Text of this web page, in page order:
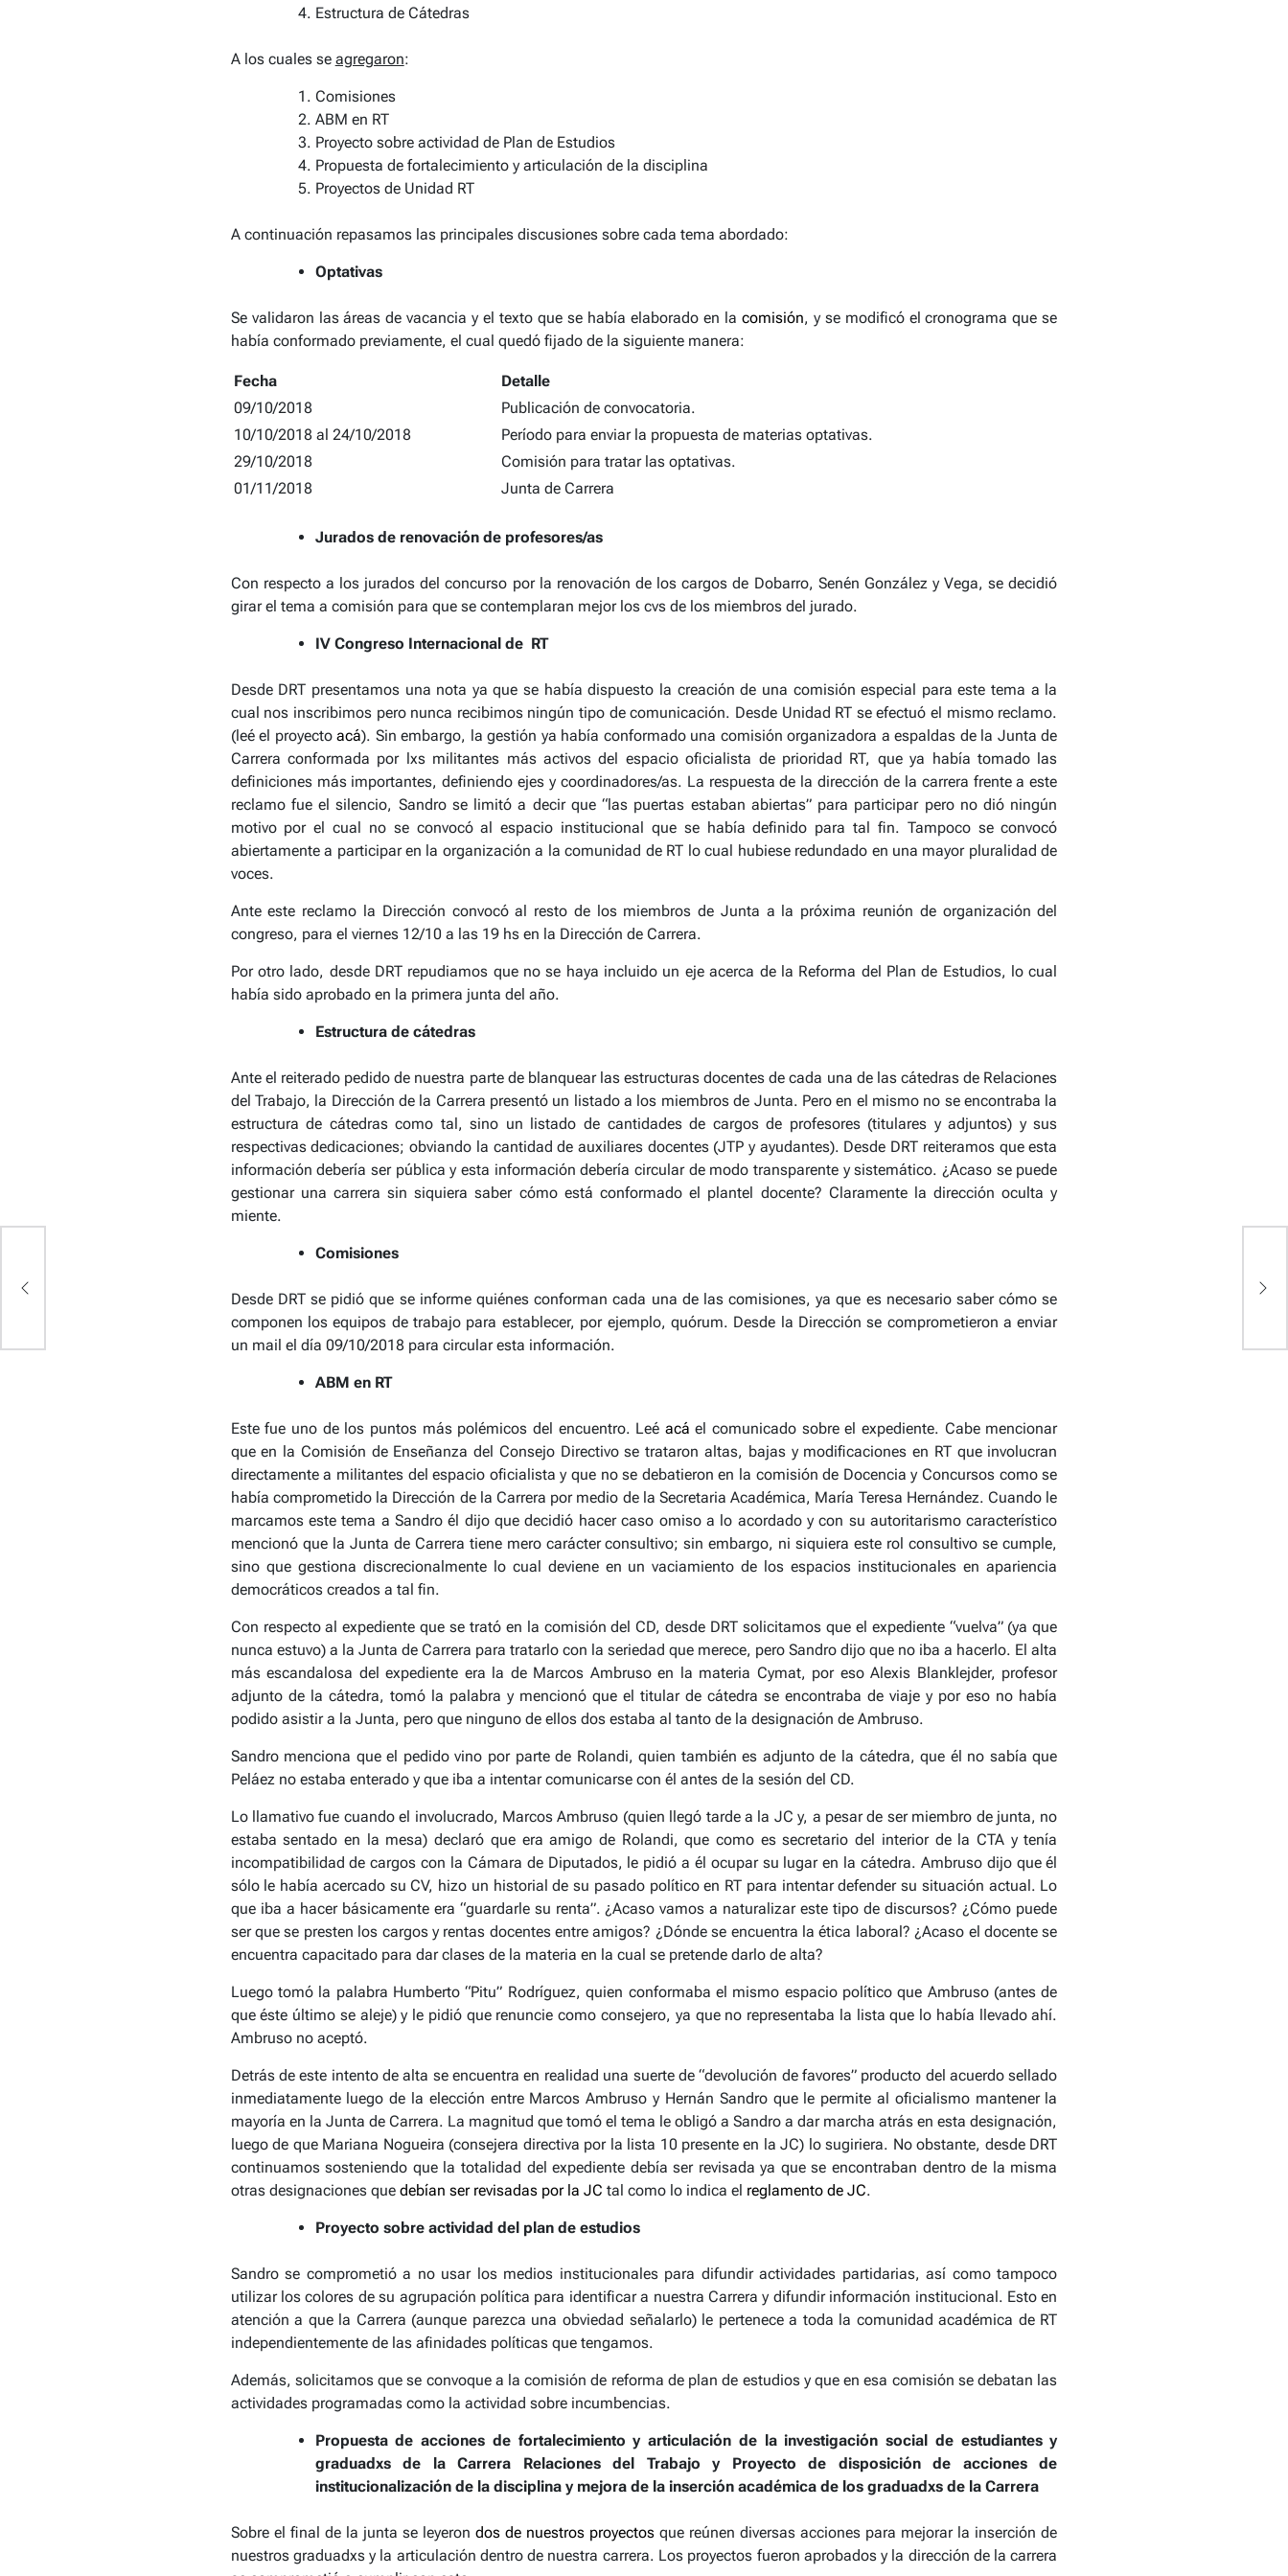
Estructura de Cátedras
A los cuales se agregaron:
Comisiones
ABM en RT
Proyecto sobre actividad de Plan de Estudios
Propuesta de fortalecimiento y articulación de la disciplina
Proyectos de Unidad RT
A continuación repasamos las principales discusiones sobre cada tema abordado:
Optativas
Se validaron las áreas de vacancia y el texto que se había elaborado en la comisión, y se modificó el cronograma que se
había conformado previamente, el cual quedó fijado de la siguiente manera:
Fecha
Detalle
09/10/2018
Publicación de convocatoria.
10/10/2018 al 24/10/2018
Período para enviar la propuesta de materias optativas.
29/10/2018
Comisión para tratar las optativas.
01/11/2018
Junta de Carrera
Jurados de renovación de profesores/as
Con respecto a los jurados del concurso por la renovación de los cargos de Dobarro, Senén González y Vega, se decidió
girar el tema a comisión para que se contemplaran mejor los cvs de los miembros del jurado.
IV Congreso Internacional de RT
Desde DRT presentamos una nota ya que se había dispuesto la creación de una comisión especial para este tema a la
cual nos inscribimos pero nunca recibimos ningún tipo de comunicación. Desde Unidad RT se efectuó el mismo reclamo.
(leé el proyectoacá). Sin embargo, la gestión ya había conformado una comisión organizadora a espaldas de la Junta de
Carrera conformada por lxs militantes más activos del espacio oficialista de prioridad RT, que ya había tomado las
definiciones más importantes, definiendo ejes y coordinadores/as. La respuesta de la dirección de la carrera frente a este
reclamo fue el silencio, Sandro se limitó a decir que “las puertas estaban abiertas” para participar pero no dió ningún
motivo por el cual no se convocó al espacio institucional que se había definido para tal fin. Tampoco se convocó
abiertamente a participar en la organización a la comunidad de RT lo cual hubiese redundado en una mayor pluralidad de
voces.
Ante este reclamo la Dirección convocó al resto de los miembros de Junta a la próxima reunión de organización del
congreso, para el viernes 12/10 a las 19 hs en la Dirección de Carrera.
Por otro lado, desde DRT repudiamos que no se haya incluido un eje acerca de la Reforma del Plan de Estudios, lo cual
había sido aprobado en la primera junta del año.
Estructura de cátedras
Ante el reiterado pedido de nuestra parte de blanquear las estructuras docentes de cada una de las cátedras de Relaciones
del Trabajo, la Dirección de la Carrera presentó un listado a los miembros de Junta. Pero en el mismo no se encontraba la
estructura de cátedras como tal, sino un listado de cantidades de cargos de profesores (titulares y adjuntos) y sus
respectivas dedicaciones; obviando la cantidad de auxiliares docentes (JTP y ayudantes). Desde DRT reiteramos que esta
información debería ser pública y esta información debería circular de modo transparente y sistemático. ¿Acaso se puede
gestionar una carrera sin siquiera saber cómo está conformado el plantel docente? Claramente la dirección oculta y
miente.
Comisiones
Desde DRT se pidió que se informe quiénes conforman cada una de las comisiones, ya que es necesario saber cómo se
componen los equipos de trabajo para establecer, por ejemplo, quórum. Desde la Dirección se comprometieron a enviar
un mail el día 09/10/2018 para circular esta información.
ABM en RT
Este fue uno de los puntos más polémicos del encuentro. Leé acáel comunicado sobre el expediente. Cabe mencionar
que en la Comisión de Enseñanza del Consejo Directivo se trataron altas, bajas y modificaciones en RT que involucran
directamente a militantes del espacio oficialista y que no se debatieron en la comisión de Docencia y Concursos como se
había comprometido la Dirección de la Carrera por medio de la Secretaria Académica, María Teresa Hernández. Cuando le
marcamos este tema a Sandro él dijo que decidió hacer caso omiso a lo acordado y con su autoritarismo característico
mencionó que la Junta de Carrera tiene mero carácter consultivo; sin embargo, ni siquiera este rol consultivo se cumple,
sino que gestiona discrecionalmente lo cual deviene en un vaciamiento de los espacios institucionales en apariencia
democráticos creados a tal fin.
Con respecto al expediente que se trató en la comisión del CD, desde DRT solicitamos que el expediente “vuelva” (ya que
nunca estuvo) a la Junta de Carrera para tratarlo con la seriedad que merece, pero Sandro dijo que no iba a hacerlo. El alta
más escandalosa del expediente era la de Marcos Ambruso en la materia Cymat, por eso Alexis Blanklejder, profesor
adjunto de la cátedra, tomó la palabra y mencionó que el titular de cátedra se encontraba de viaje y por eso no había
podido asistir a la Junta, pero que ninguno de ellos dos estaba al tanto de la designación de Ambruso.
Sandro menciona que el pedido vino por parte de Rolandi, quien también es adjunto de la cátedra, que él no sabía que
Peláez no estaba enterado y que iba a intentar comunicarse con él antes de la sesión del CD.
Lo llamativo fue cuando el involucrado, Marcos Ambruso (quien llegó tarde a la JC y, a pesar de ser miembro de junta, no
estaba sentado en la mesa) declaró que era amigo de Rolandi, que como es secretario del interior de la CTA y tenía
incompatibilidad de cargos con la Cámara de Diputados, le pidió a él ocupar su lugar en la cátedra. Ambruso dijo que él
sólo le había acercado su CV, hizo un historial de su pasado político en RT para intentar defender su situación actual. Lo
que iba a hacer básicamente era “guardarle su renta”. ¿Acaso vamos a naturalizar este tipo de discursos? ¿Cómo puede
ser que se presten los cargos y rentas docentes entre amigos? ¿Dónde se encuentra la ética laboral? ¿Acaso el docente se
encuentra capacitado para dar clases de la materia en la cual se pretende darlo de alta?
Luego tomó la palabra Humberto “Pitu” Rodríguez, quien conformaba el mismo espacio político que Ambruso (antes de
que éste último se aleje) y le pidió que renuncie como consejero, ya que no representaba la lista que lo había llevado ahí.
Ambruso no aceptó.
Detrás de este intento de alta se encuentra en realidad una suerte de “devolución de favores” producto del acuerdo sellado
inmediatamente luego de la elección entre Marcos Ambruso y Hernán Sandro que le permite al oficialismo mantener la
mayoría en la Junta de Carrera. La magnitud que tomó el tema le obligó a Sandro a dar marcha atrás en esta designación,
luego de que Mariana Nogueira (consejera directiva por la lista 10 presente en la JC) lo sugiriera. No obstante, desde DRT
continuamos sosteniendo que la totalidad del expediente debía ser revisada ya que se encontraban dentro de la misma
otras designaciones que debían ser revisadas por la JC tal como lo indica el reglamento de JC.
Proyecto sobre actividad del plan de estudios
Sandro se comprometió a no usar los medios institucionales para difundir actividades partidarias, así como tampoco
utilizar los colores de su agrupación política para identificar a nuestra Carrera y difundir información institucional. Esto en
atención a que la Carrera (aunque parezca una obviedad señalarlo) le pertenece a toda la comunidad académica de RT
independientemente de las afinidades políticas que tengamos.
Además, solicitamos que se convoque a la comisión de reforma de plan de estudios y que en esa comisión se debatan las
actividades programadas como la actividad sobre incumbencias.
Propuesta de acciones de fortalecimiento y articulación de la investigación social de estudiantes y
graduadxs de la Carrera Relaciones del Trabajo y Proyecto de disposición de acciones de
institucionalización de la disciplina y mejora de la inserción académica de los graduadxs de la Carrera
Sobre el final de la junta se leyeron dos de nuestros proyectos que reúnen diversas acciones para mejorar la inserción de
nuestros graduadxs y la articulación dentro de nuestra carrera. Los proyectos fueron aprobados y la dirección de la carrera